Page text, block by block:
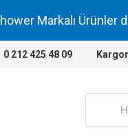
Markalı Ürünler
0 212 425 48 09